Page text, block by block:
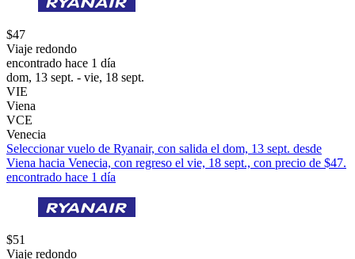
$47
Viaje redondo
encontrado hace 1 día
dom, 13 sept. - vie, 18 sept.
VIE
Viena
VCE
Venecia
Seleccionar vuelo de Ryanair, con salida el dom, 13 sept. desde
Viena hacia Venecia, con regreso el vie, 18 sept., con precio de $47.
encontrado hace 1 día
$51
Viaje redondo